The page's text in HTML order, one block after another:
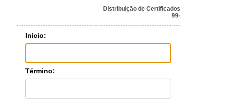
Distribuição de Certificados
99-
Inicio:
Término: